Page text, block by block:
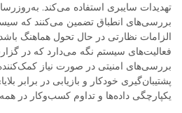
تهدیدات سایبری استفاده می‌کند.
بررسی‌های انطباق تضمین می‌کنند که
الزامات نظارتی در حال تحول هماهنگ
فعالیت‌های سیستم نگه می‌دارد که در
بررسی‌های امنیتی در صورت نیاز
پشتیبان‌گیری خودکار و بازیابی در برابر
یکپارچگی داده‌ها و تداوم کسب‌وکار در